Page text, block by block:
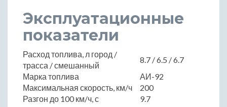
Эксплуатационные
показатели
Расход топлива, л город /
трасса / смешанный
8.7 / 6.5 / 6.7
Марка топлива
АИ-92
Максимальная скорость, км/ч
200
Разгон до 100 км/ч, с
9.7